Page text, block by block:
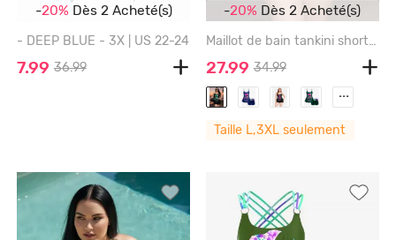
-20% Dès 2 Acheté(s)
- DEEP BLUE - 3X | US 22-24
7.99 36.99
-20% Dès 2 Acheté(s)
Maillot de bain tankini shorty grande taille à imprimé tête de mort pailletée (bretelles réglables) - GREEN - L
27.99 34.99
...
Taille L,3XL seulement